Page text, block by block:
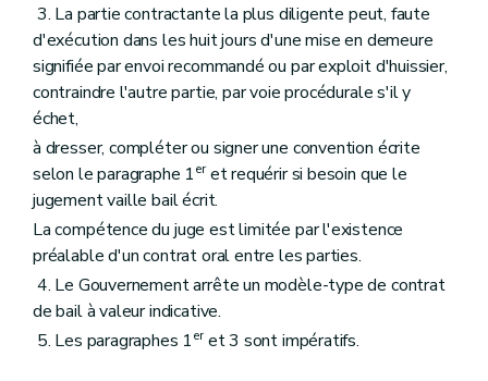
3. La partie contractante la plus diligente peut, faute
d'exécution dans les huit jours d'une mise en demeure
signifiée par envoi recommandé ou par exploit d'huissier,
contraindre l'autre partie, par voie procédurale s'il y
échet,
à dresser, compléter ou signer une convention écrite
selon le paragraphe 1eret requérir si besoin que le
jugement vaille bail écrit.
La compétence du juge est limitée par l'existence
préalable d'un contrat oral entre les parties.
4. Le Gouvernement arrête un modèle-type de contrat
de bail à valeur indicative.
5. Les paragraphes 1eret 3 sont impératifs.